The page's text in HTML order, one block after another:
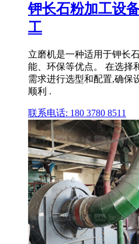
钾长石粉加工设
工
立磨机是一种适用于钾长
能、环保等优点。 在选择
需求进行选型和配置,确保
顺利 .
联系电话: 180 3780 8511